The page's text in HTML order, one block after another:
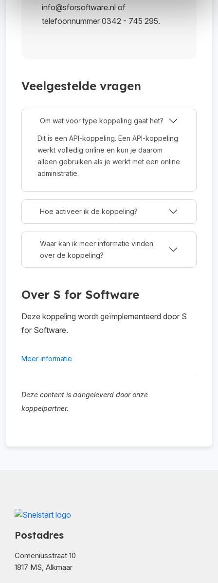
info@sforsoftware.nl of
telefoonnummer 0342 - 745 295.
Veelgestelde vragen
Om wat voor type koppeling gaat het?
Dit is een API-koppeling. Een API-koppeling
werkt volledig online en kun je daarom
alleen gebruiken als je werkt met een online
administratie.
Hoe activeer ik de koppeling?
Waar kan ik meer informatie vinden
over de koppeling?
Over S for Software
Deze koppeling wordt geïmplementeerd door S
for Software.
Meer informatie
Deze content is aangeleverd door onze
koppelpartner.
Postadres
Comeniusstraat 10
1817 MS, Alkmaar